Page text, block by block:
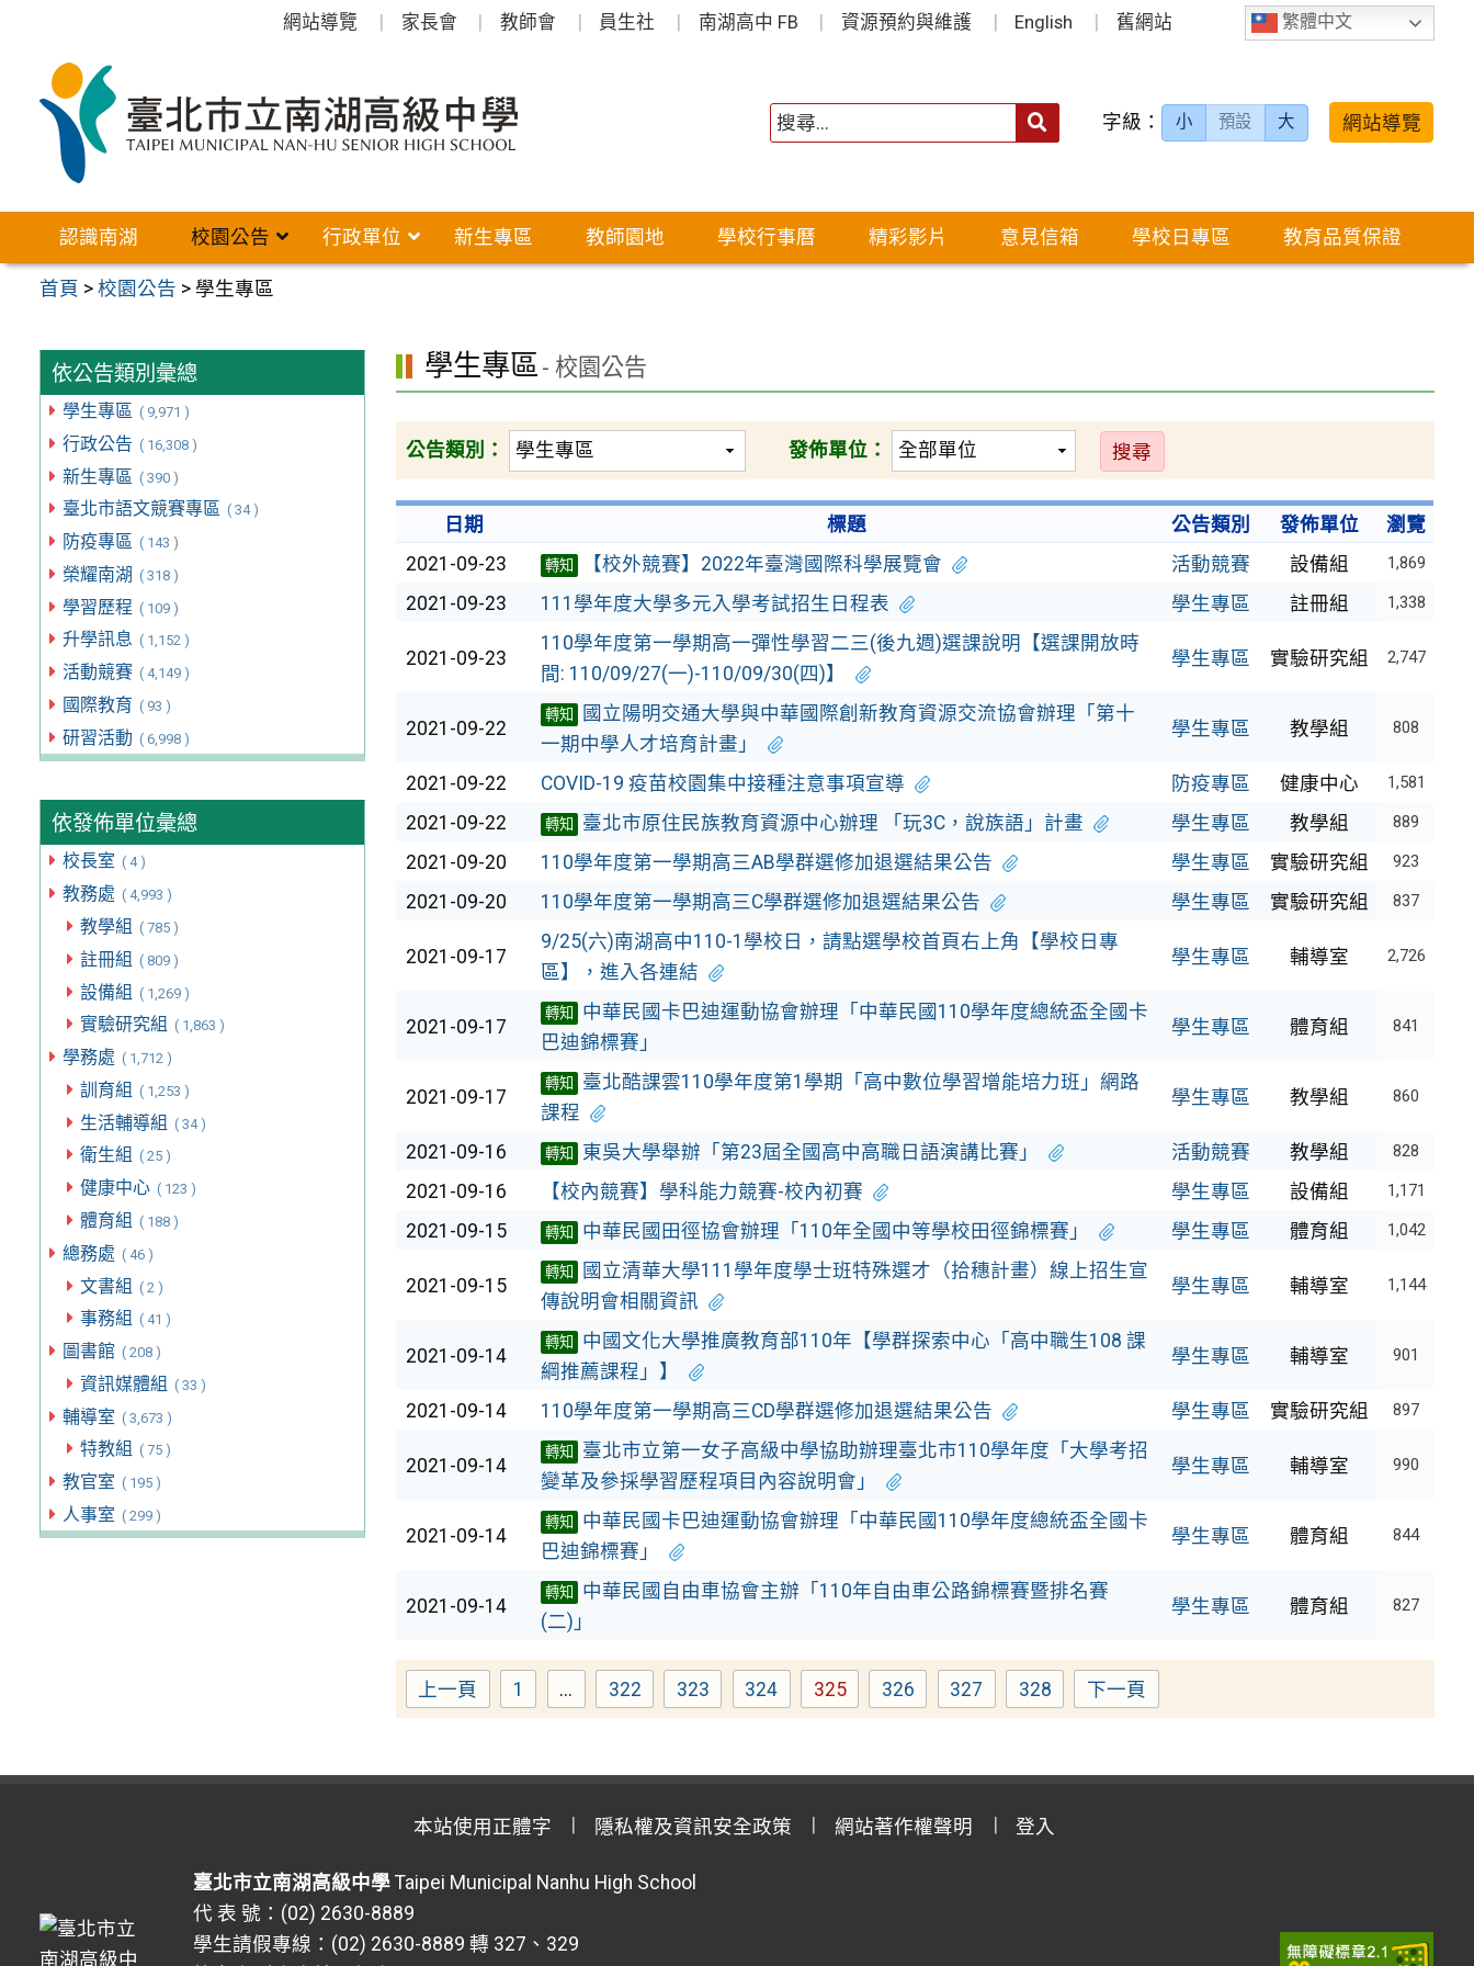
繁體中文
網站導覽 家長會 教師會 員生社 南湖高中 FB 資源預約與維護 English 舊網站
字級： 小 預設 大 網站導覽
認識南湖 校園公告 行政單位 新生專區 教師園地 學校行事曆 精彩影片 意見信箱 學校日專區 教育品質保證
首頁 >校園公告 > 學生專區
依公告類別彙總
學生專區 ( 9,971 )
行政公告 ( 16,308 )
新生專區 ( 390 )
臺北市語文競賽專區 ( 34 )
防疫專區 ( 143 )
榮耀南湖 ( 318 )
學習歷程 ( 109 )
升學訊息 ( 1,152 )
活動競賽 ( 4,149 )
國際教育 ( 93 )
研習活動 ( 6,998 )
依發佈單位彙總
校長室 ( 4 )
教務處 ( 4,993 )
教學組 ( 785 )
註冊組 ( 809 )
設備組 ( 1,269 )
實驗研究組 ( 1,863 )
學務處 ( 1,712 )
訓育組 ( 1,253 )
生活輔導組 ( 34 )
衛生組 ( 25 )
健康中心 ( 123 )
體育組 ( 188 )
總務處 ( 46 )
文書組 ( 2 )
事務組 ( 41 )
圖書館 ( 208 )
資訊媒體組 ( 33 )
輔導室 ( 3,673 )
特教組 ( 75 )
教官室 ( 195 )
人事室 ( 299 )
學生專區 - 校園公告
公告類別： 發佈單位：
日期 標題 公告類別 發佈單位
瀏覽
2021-09-23
轉知 【校外競賽】2022年臺灣國際科學展覽會 活動競賽 設備組 1,869
2021-09-23 111學年度大學多元入學考試招生日程表 學生專區 註冊組 1,338
2021-09-23
110學年度第一學期高一彈性學習二三(後九週)選課說明【選課開放時
間: 110/09/27(一)-110/09/30(四)】
學生專區 實驗研究組 2,747
2021-09-22
轉知
國立陽明交通大學與中華國際創新教育資源交流協會辦理「第十
一期中學人才培育計畫」
學生專區 教學組 808
2021-09-22 COVID-19 疫苗校園集中接種注意事項宣導 防疫專區 健康中心 1,581
2021-09-22 轉知 臺北市原住民族教育資源中心辦理 「玩3C，說族語」計畫 學生專區 教學組 889
2021-09-20 110學年度第一學期高三AB學群選修加退選結果公告 學生專區 實驗研究組 923
2021-09-20 110學年度第一學期高三C學群選修加退選結果公告 學生專區 實驗研究組 837
2021-09-17
9/25(六)南湖高中110-1學校日，請點選學校首頁右上角【學校日專
區】，進入各連結
學生專區 輔導室 2,726
2021-09-17
轉知
中華民國卡巴迪運動協會辦理「中華民國110學年度總統盃全國卡
巴迪錦標賽」
學生專區 體育組 841
2021-09-17
轉知
臺北酷課雲110學年度第1學期「高中數位學習增能培力班」網路
課程
學生專區 教學組 860
2021-09-16 轉知 東吳大學舉辦「第23屆全國高中高職日語演講比賽」 活動競賽 教學組 828
2021-09-16 【校內競賽】學科能力競賽-校內初賽 學生專區 設備組 1,171
2021-09-15 轉知 中華民國田徑協會辦理「110年全國中等學校田徑錦標賽」 學生專區 體育組 1,042
2021-09-15
轉知
國立清華大學111學年度學士班特殊選才（拾穗計畫）線上招生宣
傳說明會相關資訊
學生專區 輔導室 1,144
2021-09-14
轉知
中國文化大學推廣教育部110年【學群探索中心「高中職生108 課
綱推薦課程」】
學生專區 輔導室 901
2021-09-14 110學年度第一學期高三CD學群選修加退選結果公告 學生專區 實驗研究組 897
2021-09-14
轉知
臺北市立第一女子高級中學協助辦理臺北市110學年度「大學考招
變革及參採學習歷程項目內容說明會」
學生專區 輔導室 990
2021-09-14
轉知
中華民國卡巴迪運動協會辦理「中華民國110學年度總統盃全國卡
巴迪錦標賽」
學生專區 體育組 844
2021-09-14
轉知
中華民國自由車協會主辦「110年自由車公路錦標賽暨排名賽
(二)」
學生專區 體育組 827
上一頁 Page
1 ... Page
322 Page
323 Page
324 Page
325 Page
326 Page
327 Page
328 下一頁
本站使用正體字 隱私權及資訊安全政策 網站著作權聲明 登入
臺北市立南湖高級中學 Taipei Municipal Nanhu High School
代 表 號：(02) 2630-8889
學生請假專線：(02) 2630-8889 轉 327、329